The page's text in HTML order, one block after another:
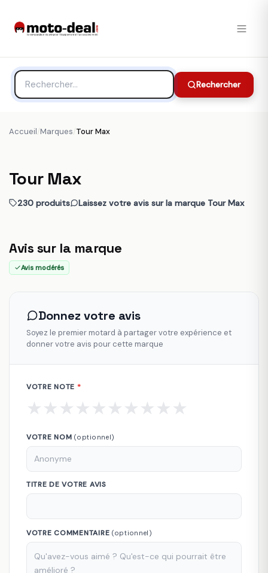
Rechercher
Accueil/Marques/Tour Max
Tour Max
230 produits Laissez votre avis sur la marque Tour Max
Avis sur la marque
Avis modérés
Donnez votre avis
Soyez le premier motard à partager votre expérience et
donner votre avis pour cette marque
VOTRE NOTE *
★ ★ ★ ★ ★ ★ ★ ★ ★ ★
VOTRE NOM(optionnel)
TITRE DE VOTRE AVIS
VOTRE COMMENTAIRE (optionnel)